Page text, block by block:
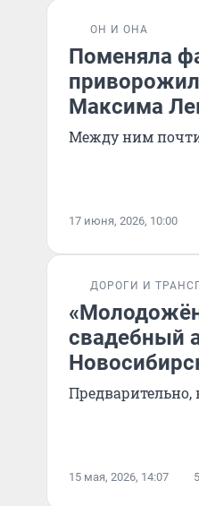
ОН И ОНА
Поменяла
Максима
Между ним почти
17 июня, 2026, 10:00
ДОРОГИ И
свадебный
Предварительно,
15 мая, 2026, 14:07